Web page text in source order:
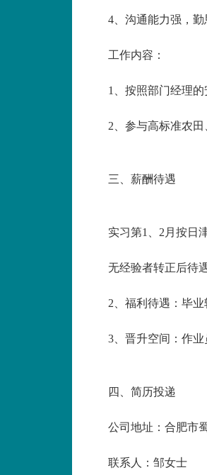
4、沟通能力强，
工作内容：
1、按照部门经理
2、参与高标准农
三、薪酬待遇
实习第1、2月按日
无经验者转正后待
2、福利待遇：毕
3、晋升空间：作
四、简历投递
公司地址：合肥市
联系人：邹女士